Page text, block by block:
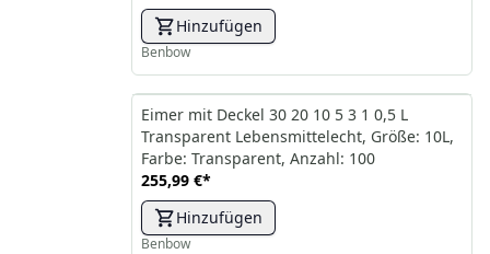
Hinzufügen
Benbow
Eimer mit Deckel 30 20 10 5 3 1 0,5 L
Transparent Lebensmittelecht, Größe: 10L,
Farbe: Transparent, Anzahl: 100
255,99 €*
Hinzufügen
Benbow